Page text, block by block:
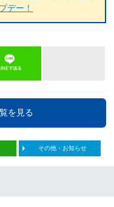
デー！
を見る
その他・お知らせ